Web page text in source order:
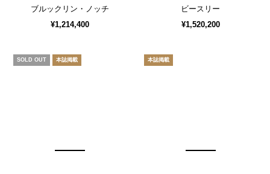
ブルックリン・ノッチ
¥1,214,400
ビースリー
¥1,520,200
SOLD OUT 本誌掲載 本誌掲載